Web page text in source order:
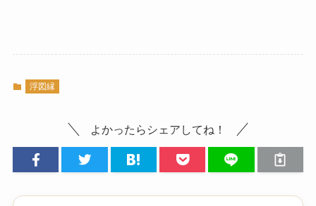
浮図縁
よかったらシェアしてね！